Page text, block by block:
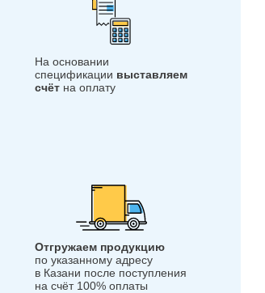
На основании
спецификации выставляем
счётна оплату
Отгружаем продукцию
по указанному адресу
в Казани после поступления
на счёт 100% оплаты